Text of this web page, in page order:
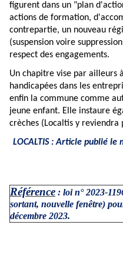
figurent dans un "plan
actions de formation,
contrepartie, un nouveau
(suspension voire
respect des engagements.
Un chapitre vise par ailleurs
handicapées dans les
enfin la commune comme
jeune enfant. Elle instaure
crèches (Localtis y reviendra
LOCALTIS : Article publié
Référence :loi n° 2023-
sortant, nouvelle fenêtre)
décembre 2023.